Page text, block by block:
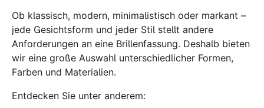
Ob klassisch, modern, minimalistisch oder markant –
jede Gesichtsform und jeder Stil stellt andere
Anforderungen an eine Brillenfassung. Deshalb bieten
wir eine große Auswahl unterschiedlicher Formen,
Farben und Materialien.
Entdecken Sie unter anderem: